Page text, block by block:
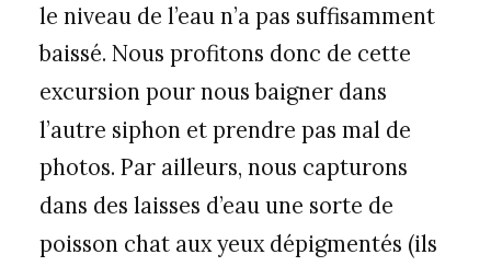
le niveau de l’eau n’a pas suffisamment
baissé. Nous profitons donc de cette
excursion pour nous baigner dans
l’autre siphon et prendre pas mal de
photos. Par ailleurs, nous capturons
dans des laisses d’eau une sorte de
poisson chat aux yeux dépigmentés (ils